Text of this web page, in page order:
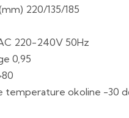
220/135/185
220-240V 50Hz
0,95
temperature okoline -30